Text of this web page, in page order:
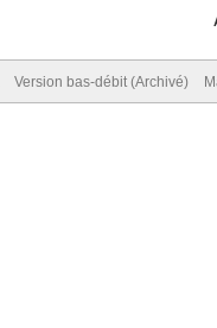
Version bas-débit (Archivé)